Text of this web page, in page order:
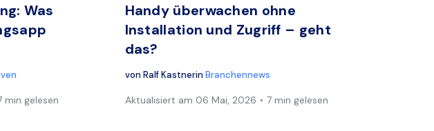
Was
min gelesen
Handy überwachen ohne
Installation und Zugriff – geht
das?
von Ralf Kastnerin Branchennews
Aktualisiert am 06 Mai, 2026 7 min gelesen